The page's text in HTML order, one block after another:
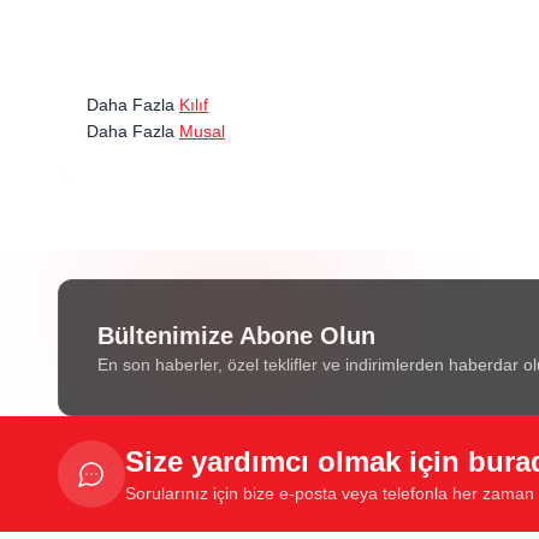
Daha Fazla Kılıf
Daha Fazla Musal
Bültenimize Abone Olun
En son haberler, özel teklifler ve indirimlerden haberdar
Size yardımcı olmak için
Sorularınız için bize e-posta veya telefonla her